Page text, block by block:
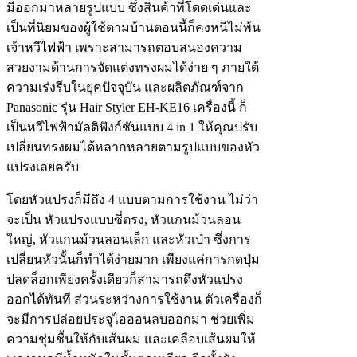
มีออกมาหลายรูปแบบ ซึ่งสินค้าที่โดดเด่นและ
เป็นที่นิยมของผู้ใช้ตามบ้านตอนนี้ก็คงหนีไม่พ้น
เจ้าหวีไฟฟ้า เพราะสามารถตอบสนองความ
สวยงามด้านการจัดแต่งทรงผมได้ง่าย ๆ ภายใต้
ความเร่งรีบในยุคปัจจุบัน และผลิตภัณฑ์จาก
Panasonic รุ่น Hair Styler EH-KE16 เครื่องนี้ ก็
เป็นหวีไฟฟ้ามัลติฟังก์ชันแบบ 4 in 1 ให้คุณปรับ
เปลี่ยนทรงผมได้หลากหลายตามรูปแบบของหัว
แปรงเลยครับ
โดยหัวแปรงก็มีถึง 4 แบบตามการใช้งาน ไม่ว่า
จะเป็น หัวแปรงแบบซี่ตรง, หัวแกนม้วนลอน
ใหญ่, หัวแกนม้วนลอนเล็ก และหัวเป่า ซึ่งการ
เปลี่ยนหัวนั้นก็ทำได้ง่ายมาก เพียงแค่การกดปุ่ม
ปลดล็อกเพียงครั้งเดียวก็สามารถดึงหัวแปรง
ออกได้ทันที ส่วนระหว่างการใช้งาน ตัวเครื่องก็
จะมีการปล่อยประจุไอออนลบออกมา ช่วยเพิ่ม
ความชุ่มชื้นให้กับเส้นผม และเคลือบเส้นผมให้